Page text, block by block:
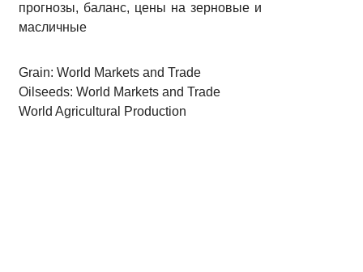
прогнозы, баланс, цены на зерновые и
масличные
Grain: World Markets and Trade
Oilseeds: World Markets and Trade
World Agricultural Production